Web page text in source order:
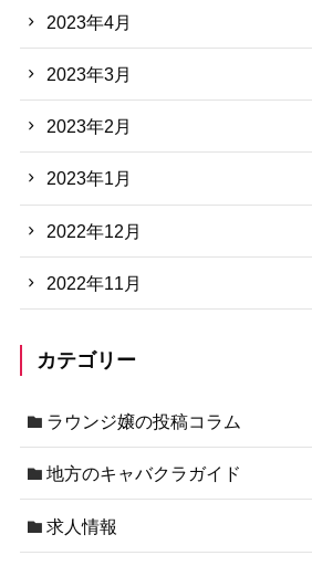
2023年4月
2023年3月
2023年2月
2023年1月
2022年12月
2022年11月
カテゴリー
ラウンジ嬢の投稿コラム
地方のキャバクラガイド
求人情報